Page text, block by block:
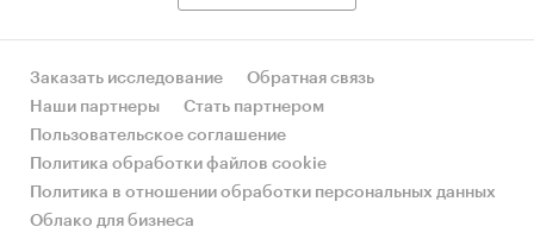
Заказать исследование
Обратная связь
Наши партнеры
Стать партнером
Пользовательское соглашение
Политика обработки файлов cookie
Политика в отношении обработки персональных данных
Облако для бизнеса